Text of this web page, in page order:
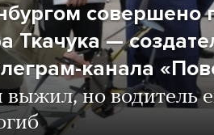
совершено
Ткачука —
канала
но водитель